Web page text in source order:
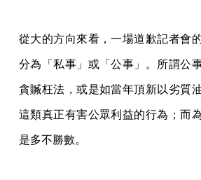
從大的方向來看，一場道歉記者會
分為「私事」或「公事」。所謂公
貪贓枉法，或是如當年頂新以劣質
這類真正有害公眾利益的行為；而
是多不勝數。